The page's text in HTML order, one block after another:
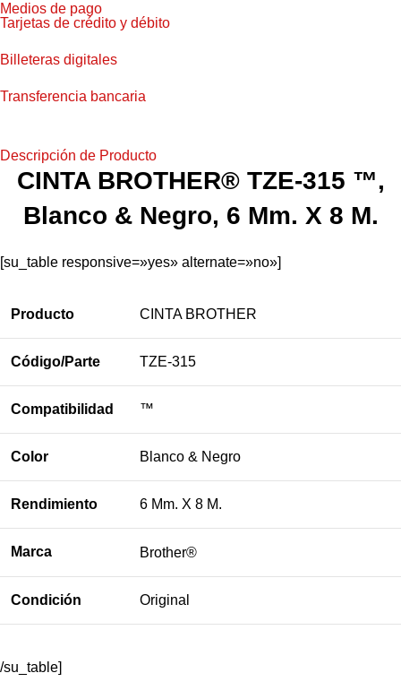
Medios de pago
Tarjetas de crédito y débito
Billeteras digitales
Transferencia bancaria
Descripción de Producto
CINTA BROTHER® TZE-315 ™,
Blanco & Negro, 6 Mm. X 8 M.
[su_table responsive=»yes» alternate=»no»]
Producto CINTA BROTHER
Código/Parte TZE-315
Compatibilidad ™
Color Blanco & Negro
Rendimiento 6 Mm. X 8 M.
Marca Brother®
Condición Original
/su_table]